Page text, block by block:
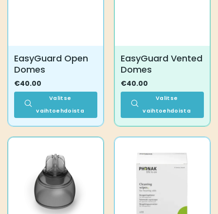
EasyGuard Open
Domes
€40.00
Valitse
vaihtoehdoista
muunnelma.
valinnat
tuotteen
EasyGuard Vented
Domes
€40.00
Valitse
vaihtoehdoista
useampi
muunnelma.
tehdä
valinnat
tuotteen